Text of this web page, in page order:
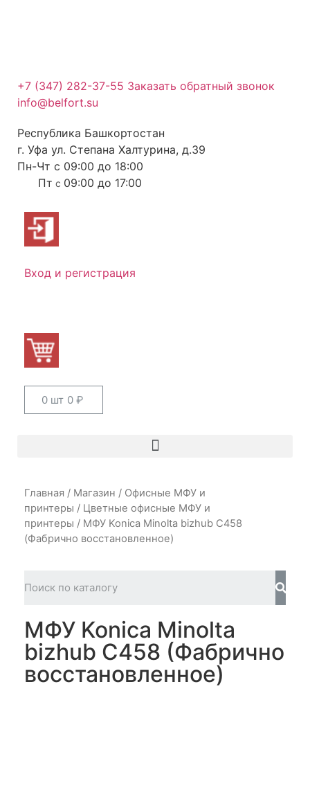
+7 (347) 282-37-55 Заказать обратный звонок
info@belfort.su
Республика Башкортостан
г. Уфа ул. Степана Халтурина, д.39
Пн-Чт с 09:00 до 18:00
Пт с 09:00 до 17:00
Вход и регистрация
0 шт 0 ₽
Главная / Магазин / Офисные МФУ и
принтеры / Цветные офисные МФУ и
принтеры / МФУ Konica Minolta bizhub C458
(Фабрично восстановленное)
МФУ Konica Minolta
bizhub C458 (Фабрично
восстановленное)